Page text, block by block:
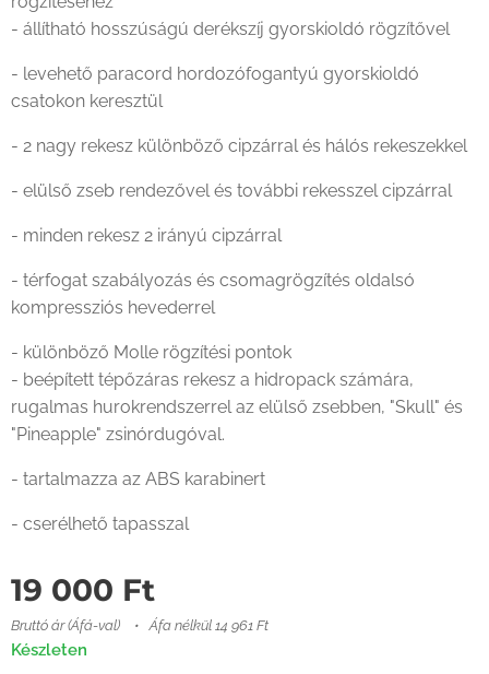
- állítható hosszúságú derékszíj gyorskioldó rögzítővel
- levehető paracord hordozófogantyú gyorskioldó
csatokon keresztül
- 2 nagy rekesz különböző cipzárral és hálós rekeszekkel
- elülső zseb rendezővel és további rekesszel cipzárral
- minden rekesz 2 irányú cipzárral
- térfogat szabályozás és csomagrögzítés oldalsó
kompressziós hevederrel
- különböző Molle rögzítési pontok
- beépített tépőzáras rekesz a hidropack számára,
rugalmas hurokrendszerrel az elülső zsebben, "Skull" és
"Pineapple" zsinórdugóval.
- tartalmazza az ABS karabinert
- cserélhető tapasszal
19 000 Ft
Bruttó ár (Áfá-val) Áfa nélkül 14 961 Ft
Készleten